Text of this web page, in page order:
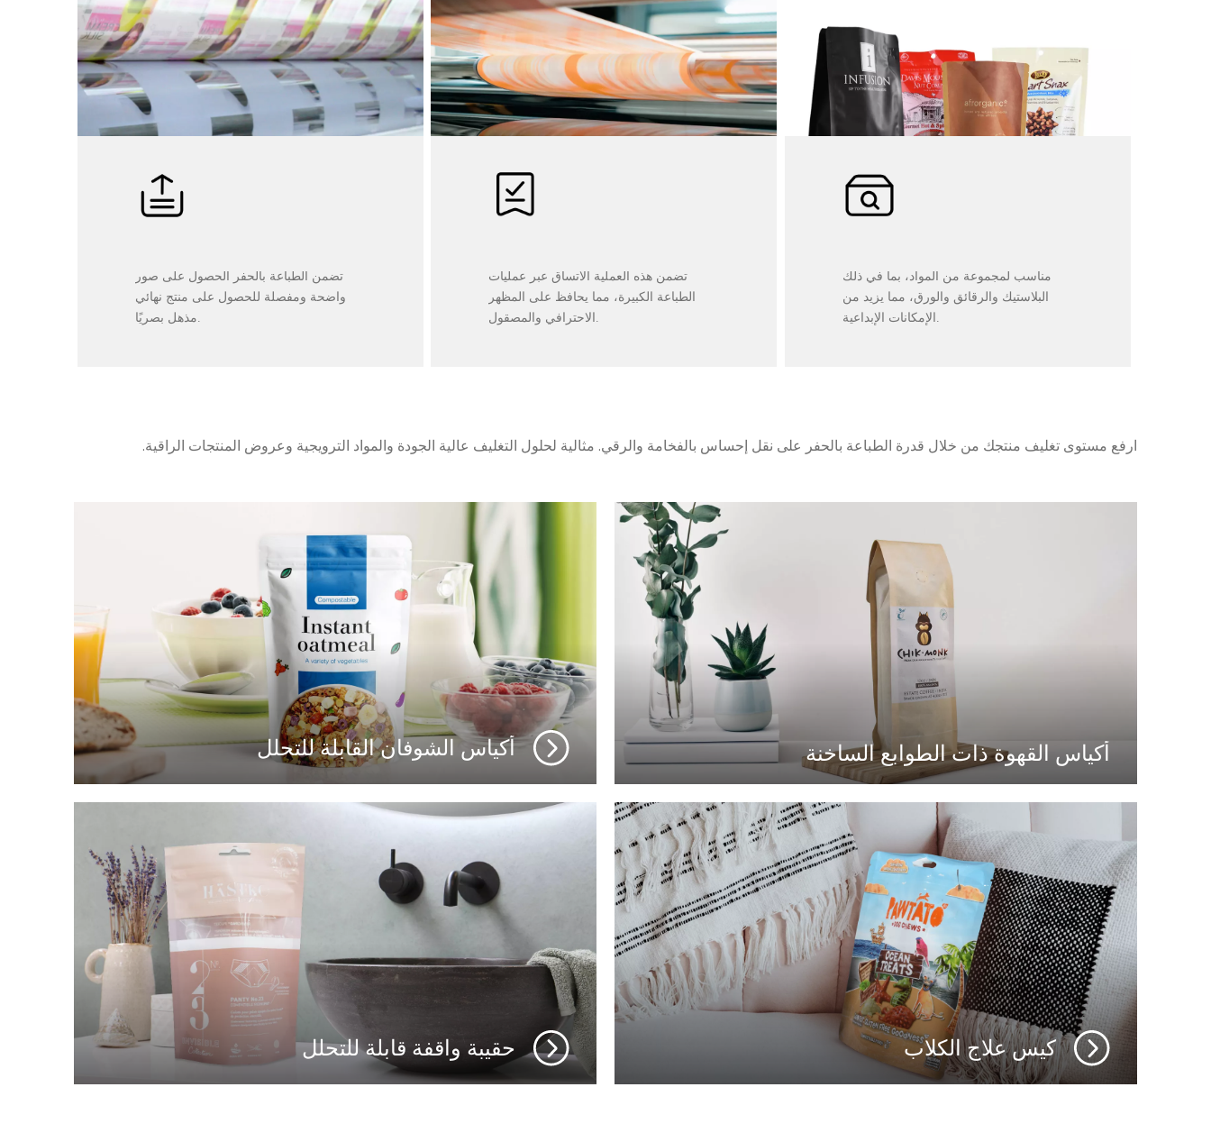
تضمن الطباعة بالحفر الحصول على صور
واضحة ومفصلة للحصول على منتج نهائي
مذهل بصريًا.
تضمن هذه العملية الاتساق عبر عمليات
الطباعة الكبيرة، مما يحافظ على المظهر
الاحترافي والمصقول.
مناسب لمجموعة من المواد، بما في ذلك
البلاستيك والرقائق والورق، مما يزيد من
الإمكانات الإبداعية.
ارفع مستوى تغليف منتجك من خلال قدرة الطباعة بالحفر على نقل إحساس بالفخامة والرقي. مثالية لحلول التغليف عالية الجودة والمواد الترويجية وعروض المنتجات الراقية.
أكياس الشوفان القابلة للتحلل أكياس القهوة ذات الطوابع الساخنة
حقيبة واقفة قابلة للتحلل كيس علاج الكلاب